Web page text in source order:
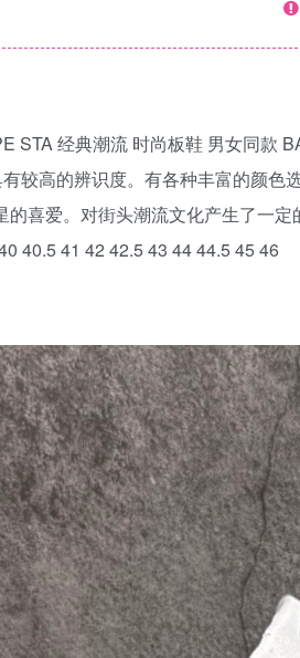
STA 经典潮流 时尚板鞋 男女同
较高的辨识度。有各种丰富的颜
喜爱。对街头潮流文化产生了一
40.5 41 42 42.5 43 44 44.5 45 46